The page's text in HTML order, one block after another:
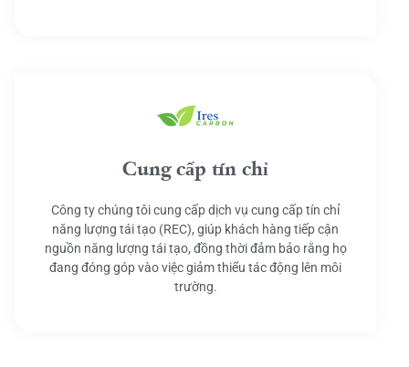
Cung cấp tín chỉ
Công ty chúng tôi cung cấp dịch vụ cung cấp tín chỉ
năng lượng tái tạo (REC), giúp khách hàng tiếp cận
nguồn năng lượng tái tạo, đồng thời đảm bảo rằng họ
đang đóng góp vào việc giảm thiểu tác động lên môi
trường.